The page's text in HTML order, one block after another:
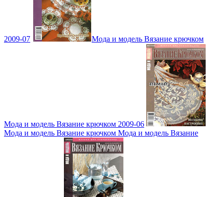
2009-07 Мода и модель Вязание крючком
Мода и модель Вязание крючком 2009-06
Мода и модель Вязание крючком Мода и модель Вязание